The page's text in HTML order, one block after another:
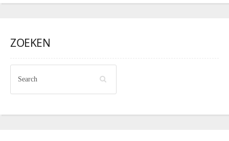
ZOEKEN